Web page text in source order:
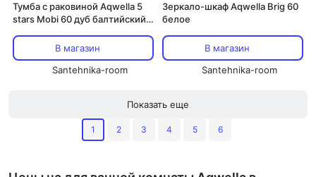
Тумба с раковиной Aqwella 5
stars Mobi 60 дуб балтийский,
В магазин
Santehnika-room
Зеркало-шкаф Aqwella Brig 60
белое
В магазин
Santehnika-room
Показать еще
1 2 3 4 5 6